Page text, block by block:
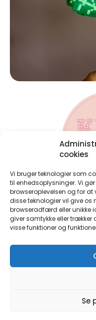
cookies
Vi bruger teknologier som
til enhedsoplysninger. Vi
browseroplevelsen og for
disse teknologier vil give
browseradfærd eller unikke
giver samtykke eller trækker
visse funktioner og
Se
Har du spørgsmål til
bestilling du
Ønsker du et
at have